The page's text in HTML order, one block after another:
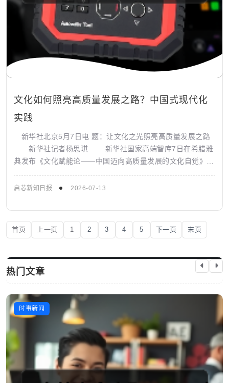
文化如何照亮高质量发展之路？中国式现代化
实践
新华社北京5月7日电 题：让文化之光照亮高质量发展之路
新华社记者杨思琪 新华社国家高端智库7日在希腊雅
典发布《文化赋能论——中国迈向高质量发展的文化自觉》智
启芯新知日报 2026-07-13
首页 上一页 1 2 3 4 5 下一页 末页
热门文章
时事新闻